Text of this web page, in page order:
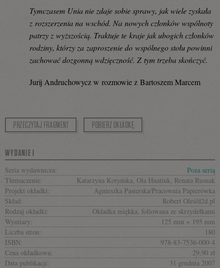
Tymczasem Unia nie zdaje sobie sprawy, jak wiele zyskała
z rozszerzenia na wschód. Na nowych członków wspólnoty
patrzy z wyższością. Traktuje te kraje jak ubogich członków
rodziny, którzy za zaproszenie do wspólnego stołu powinni
zachować dozgonną wdzięczność. Z tym trzeba skończyć.
Jurij Andruchowycz w rozmowie z Bartoszem Marcem
PRZECZYTAJ FRAGMENT POBIERZ OKŁADKĘ
WYDANIE I
Seria wydawnicza:
Poza serią
Tłumaczenie:
Katarzyna Kotyńska, Ola Hnatiuk, Renata Rusnak
Projekt okładki:
Agnieszka Pasierska/Pracownia Papierówka
Skład:
Robert Oleś/d2d.pl
Rodzaj okładki:
Okładka miękka, foliowana ze skrzydełkami
Wymiary:
125 mm × 195 mm
Liczba stron:
180
ISBN:
978-83-7536-000-4
Cena okładkowa:
29,90 zł
Data publikacji:
31 grudnia 2007